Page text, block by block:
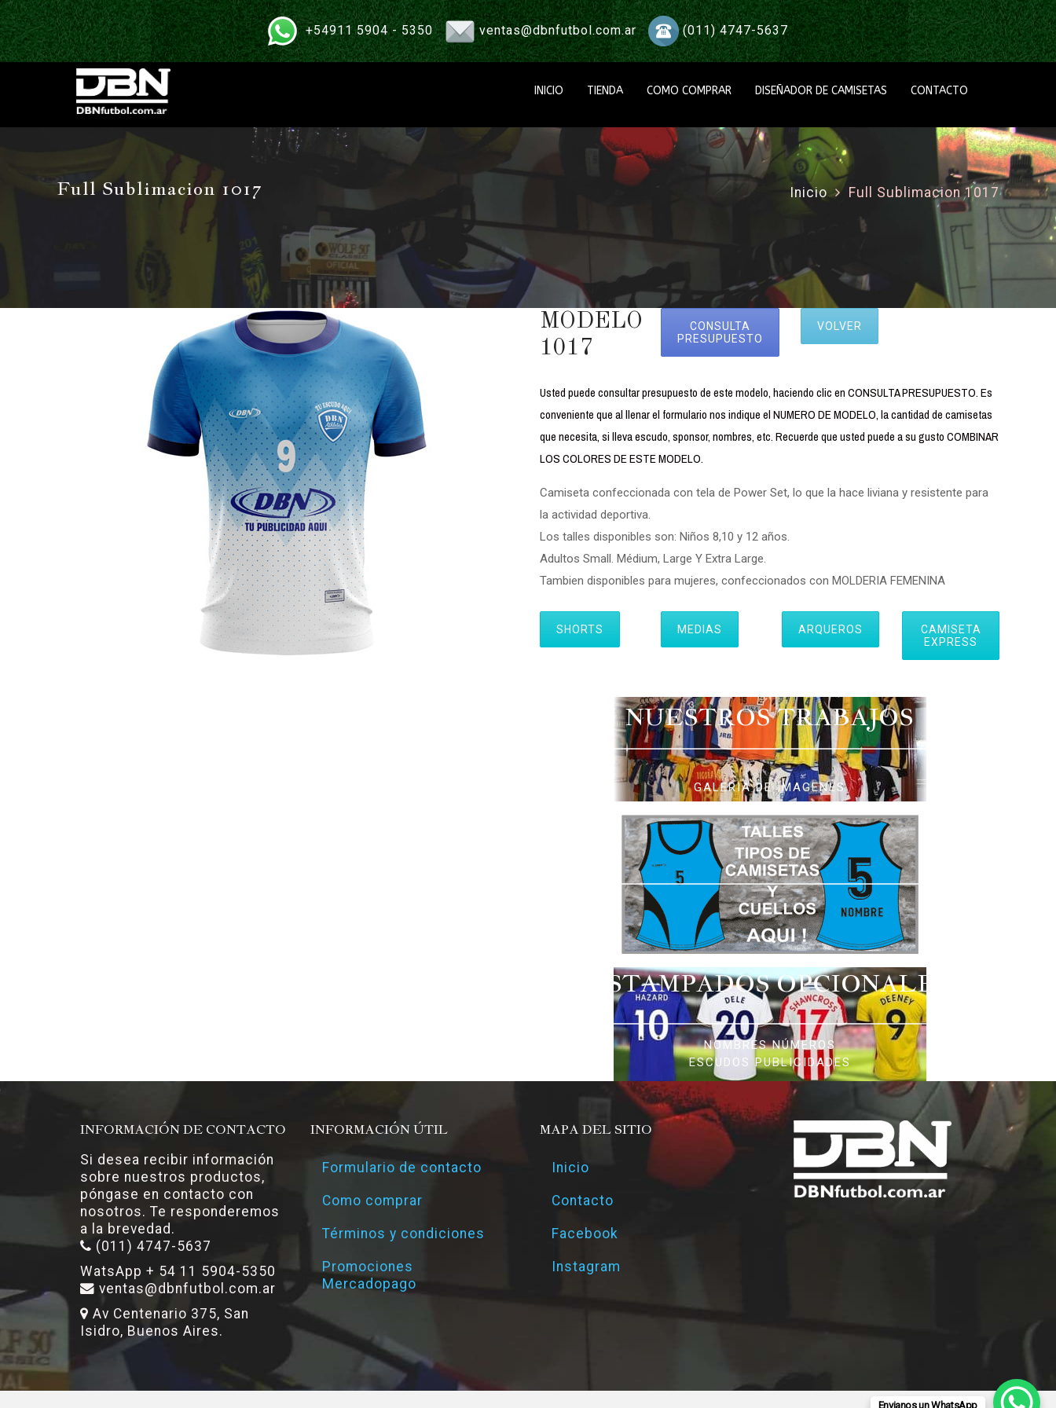
+54911 5904 - 5350 ventas@dbnfutbol.com.ar (011) 4747-5637
INICIO TIENDA COMO COMPRAR DISEÑADOR DE CAMISETAS CONTACTO
Full Sublimacion 1017 Inicio Full Sublimacion 1017
MODELO
1017
CONSULTA
PRESUPUESTO
VOLVER
Usted puede consultar presupuesto de este modelo, haciendo clic en CONSULTA PRESUPUESTO. Es
conveniente que al llenar el formulario nos indique el NUMERO DE MODELO, la cantidad de camisetas
que necesita, si lleva escudo, sponsor, nombres, etc. Recuerde que usted puede a su gusto COMBINAR
LOS COLORES DE ESTE MODELO.
Camiseta confeccionada con tela de Power Set, lo que la hace liviana y resistente para
la actividad deportiva.
Los talles disponibles son: Niños 8,10 y 12 años.
Adultos Small. Médium, Large Y Extra Large.
Tambien disponibles para mujeres, confeccionados con MOLDERIA FEMENINA
SHORTS MEDIAS ARQUEROS
CAMISETA
EXPRESS
NUESTROS TRABAJOS
GALERIA DE IMAGENES
ESTAMPADOS OPCIONALES
NOMBRES NÚMEROS
ESCUDOS PUBLICIDADES
INFORMACIÓN DE CONTACTO
Si desea recibir información
sobre nuestros productos,
póngase en contacto con
nosotros. Te responderemos
a la brevedad.
(011) 4747-5637
WatsApp + 54 11 5904-5350
ventas@dbnfutbol.com.ar
Av Centenario 375, San
Isidro, Buenos Aires.
INFORMACIÓN ÚTIL
Formulario de contacto
Como comprar
Términos y condiciones
Promociones
Mercadopago
MAPA DEL SITIO
Inicio
Contacto
Facebook
Instagram
Envianos un WhatsApp